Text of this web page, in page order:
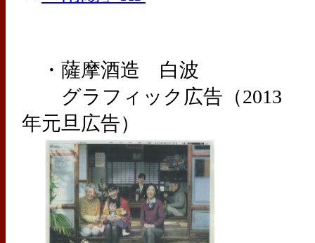
・薩摩酒造 白波
グラフィック広告（2013
年元旦広告）